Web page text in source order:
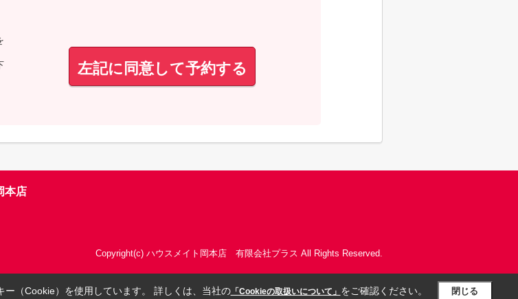
左記に同意して予約する
本店
Copyright(c) ハウスメイト岡本店 有限会社プラス All Rights Reserved.
（Cookie）を使用しています。 詳しくは、当社の「Cookieの取扱いについて」 をご確認ください。 閉じる